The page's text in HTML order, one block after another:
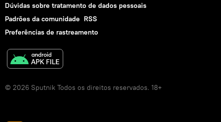
Dúvidas sobre tratamento de dados pessoais
Padrões da comunidade RSS
Preferências de rastreamento
© 2026 Sputnik Todos os direitos reservados. 18+